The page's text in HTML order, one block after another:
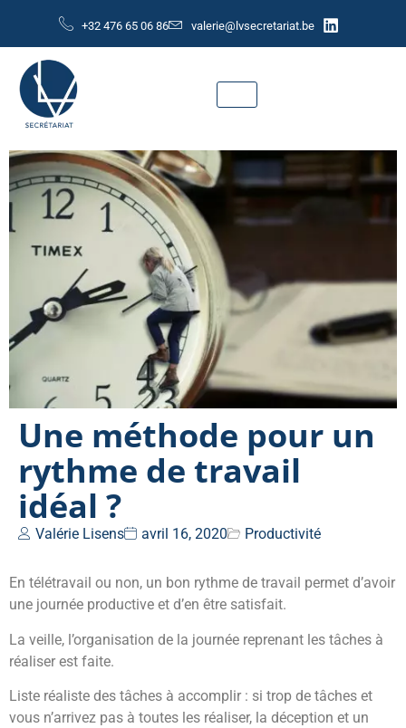
+32 476 65 06 86 valerie@lvsecretariat.be
Une méthode pour un
rythme de travail
idéal ?
Valérie Lisens avril 16, 2020 Productivité
En télétravail ou non, un bon rythme de travail permet d’avoir
une journée productive et d’en être satisfait.
La veille, l’organisation de la journée reprenant les tâches à
réaliser est faite.
Liste réaliste des tâches à accomplir : si trop de tâches et
vous n’arrivez pas à toutes les réaliser, la déception et un